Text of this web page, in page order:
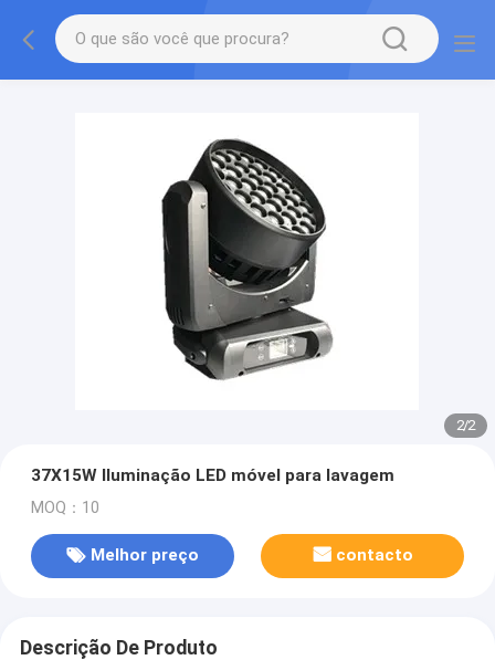
2/2
37X15W Iluminação LED móvel para lavagem
MOQ：10
Melhor preço contacto
Descrição De Produto